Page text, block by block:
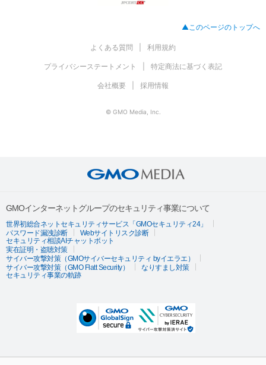
▲このページのトップへ
よくある質問 利用規約
プライバシーステートメント 特定商法に基づく表記
会社概要 採用情報
© GMO Media, Inc.
GMOインターネットグループのセキュリティ事業について
世界初総合ネットセキュリティサービス「GMOセキュリティ24」
パスワード漏洩診断
Webサイトリスク診断
セキュリティ相談AIチャットボット
実在証明・盗聴対策
サイバー攻撃対策（GMOサイバーセキュリティ byイエラエ）
サイバー攻撃対策（GMO Flatt Security）
なりすまし対策
セキュリティ事業の軌跡